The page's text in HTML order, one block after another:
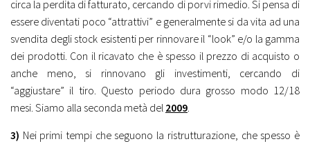
circa la perdita di fatturato, cercando di porvi rimedio. Si pensa di
essere diventati poco “attrattivi” e generalmente si da vita ad una
svendita degli stock esistenti per rinnovare il “look” e/o la gamma
dei prodotti. Con il ricavato che è spesso il prezzo di acquisto o
anche meno, si rinnovano gli investimenti, cercando di
“aggiustare” il tiro. Questo periodo dura grosso modo 12/18
mesi. Siamo alla seconda metà del 2009
3) Nei primi tempi che seguono la ristrutturazione, che spesso è